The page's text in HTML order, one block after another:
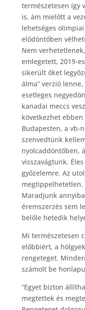
természetesen így
is, ám mielőtt a
lehetséges
elődöntőben
Nem
emlegetett, 2019-
sikerült őket
álma” verzió
esetleges
kanadai meccs
következhet
Budapesten, a vb-
szenvedtünk
nyolcaddöntőben,
visszavágtunk.
győzelemre. Az
Maradjunk
éremszerzés sem
belőle hetedik
Mi természetesen
előbbiért, a
rengeteget.
számolt be
“Egyet bizton
megtettek és